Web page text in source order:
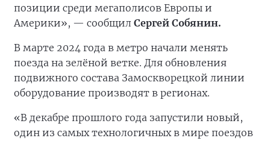
позиции среди мегаполисов Европы и
Америки», — сообщил Сергей Собянин.
В марте 2024 года в метро начали менять
поезда на зелёной ветке. Для обновления
подвижного состава Замоскворецкой линии
оборудование производят в регионах.
«В декабре прошлого года запустили новый,
один из самых технологичных в мире поездов